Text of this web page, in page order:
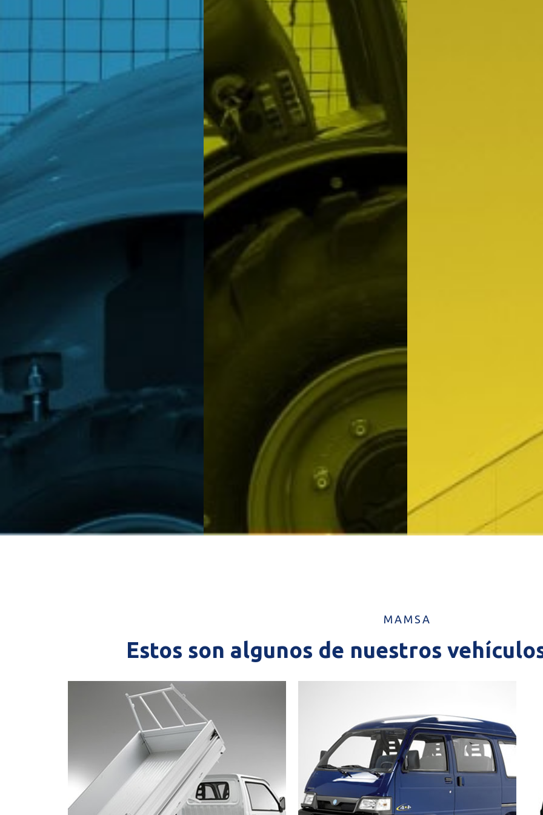
MAMSA
Estos son algunos de nuestros
"Doy mi CONSENTIMIENTO para recibir comunicaciones comerciales del GRUPO
MAMSA* en los términos previstos en la
“Enviar” declara conocer y entender la
"Doy mi CONSENTIMIENTO para recibir comunicaciones comerciales del GRUPO
MAMSA* en los términos previstos en la
“Enviar” declara conocer y entender la